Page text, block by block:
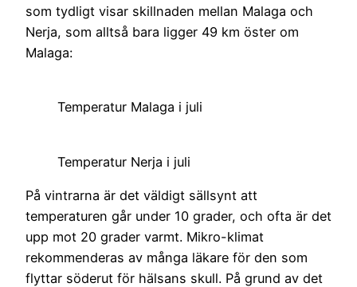
som tydligt visar skillnaden mellan Malaga och
Nerja, som alltså bara ligger 49 km öster om
Malaga:
Temperatur Malaga i juli
Temperatur Nerja i juli
På vintrarna är det väldigt sällsynt att
temperaturen går under 10 grader, och ofta är det
upp mot 20 grader varmt. Mikro-klimat
rekommenderas av många läkare för den som
flyttar söderut för hälsans skull. På grund av det